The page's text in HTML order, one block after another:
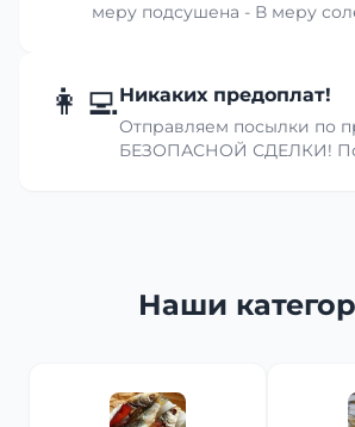
меру подсушена - В меру
👩‍💻Никаких предоплат!
Отправляем посылки по
БЕЗОПАСНОЙ СДЕЛКИ!
Наши